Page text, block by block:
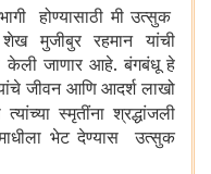
होण्यासाठी मी उत्सुक
मुजीबुर रहमान यांची
केली जाणार आहे. बंगबंधू हे
जीवन आणि आदर्श लाखो
स्मृतींना श्रद्धांजली
भेट देण्यास उत्सुक